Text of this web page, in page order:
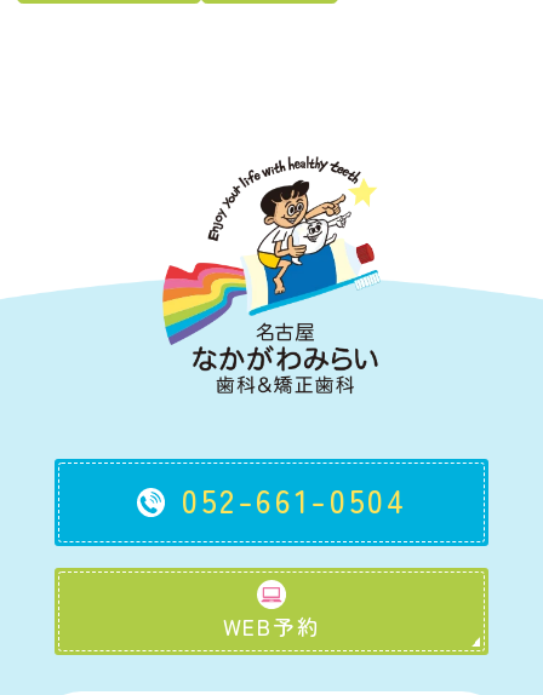
052-661-0504
WEB予約